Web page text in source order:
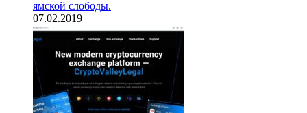
ямской слободы.
07.02.2019